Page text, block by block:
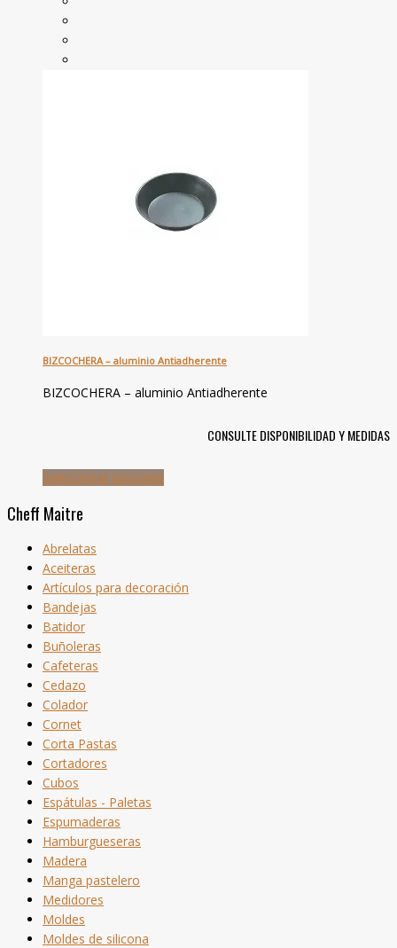
BIZCOCHERA – aluminio Antiadherente
BIZCOCHERA – aluminio Antiadherente
CONSULTE DISPONIBILIDAD Y MEDIDAS
Seleccionar opciones
Cheff Maitre
Abrelatas
Aceiteras
Artículos para decoración
Bandejas
Batidor
Buñoleras
Cafeteras
Cedazo
Colador
Cornet
Corta Pastas
Cortadores
Cubos
Espátulas - Paletas
Espumaderas
Hamburgueseras
Madera
Manga pastelero
Medidores
Moldes
Moldes de silicona